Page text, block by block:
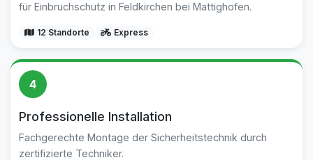
für Einbruchschutz in Feldkirchen bei Mattighofen.
12 Standorte Express
4
Professionelle Installation
Fachgerechte Montage der Sicherheitstechnik durch
zertifizierte Techniker.